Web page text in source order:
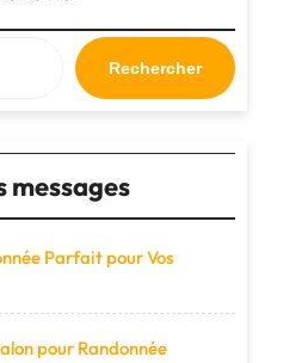
Rechercher
messages
Parfait pour Vos
pour Randonnée